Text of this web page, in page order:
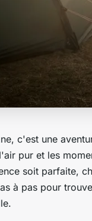
c'est une
pur et les
soit parfaite,
à pas pour